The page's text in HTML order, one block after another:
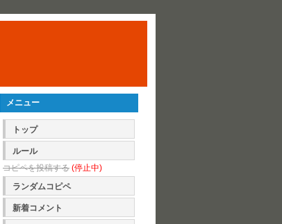
メニュー
トップ
ルール
コピペを投稿する (停止中)
ランダムコピペ
新着コメント